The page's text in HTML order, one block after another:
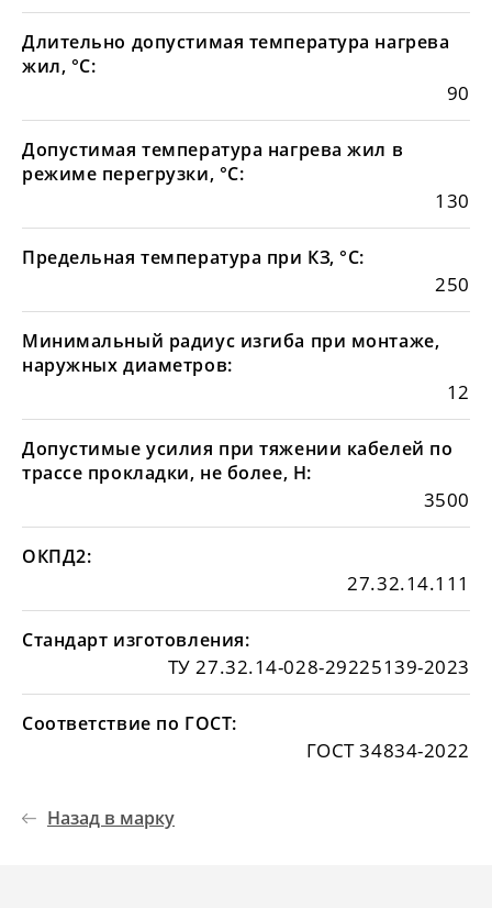
Длительно допустимая температура нагрева
жил, °С:
90
Допустимая температура нагрева жил в
режиме перегрузки, °С:
130
Предельная температура при КЗ, °С:
250
Минимальный радиус изгиба при монтаже,
наружных диаметров:
12
Допустимые усилия при тяжении кабелей по
трассе прокладки, не более, Н:
3500
ОКПД2:
27.32.14.111
Стандарт изготовления:
ТУ 27.32.14-028-29225139-2023
Соответствие по ГОСТ:
ГОСТ 34834-2022
Назад в марку